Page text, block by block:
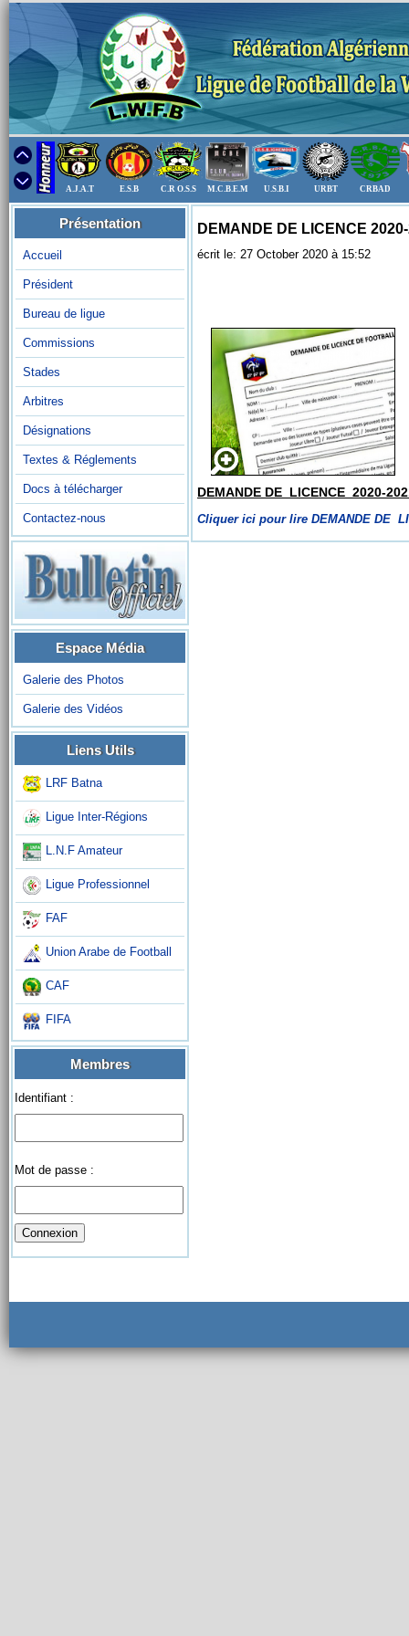
A.J.A.T E.S.B C.R O.S.S M.C.B.E.M U.S.B.I URBT CRBAD
Présentation
Accueil
Président
Bureau de ligue
Commissions
Stades
Arbitres
Désignations
Textes & Réglements
Docs à télécharger
Contactez-nous
Espace Média
Galerie des Photos
Galerie des Vidéos
Liens Utils
LRF Batna
Ligue Inter-Régions
L.N.F Amateur
Ligue Professionnel
FAF
Union Arabe de Football
CAF
FIFA
Membres
Identifiant :
Mot de passe :
DEMANDE DE LICENCE
écrit le: 27 October 2020 à 15:52
DEMANDE DE LICENCE 2020-
Cliquer ici pour lire DEMANDE DE